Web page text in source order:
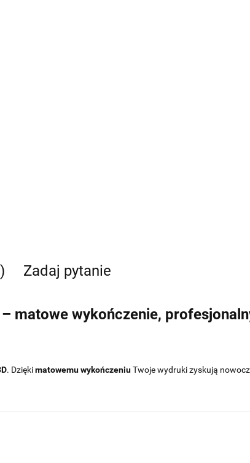
Zadaj pytanie
matowe wykończenie,
. Dziękimatowemu wykończeniuTwoje wydruki zyskują